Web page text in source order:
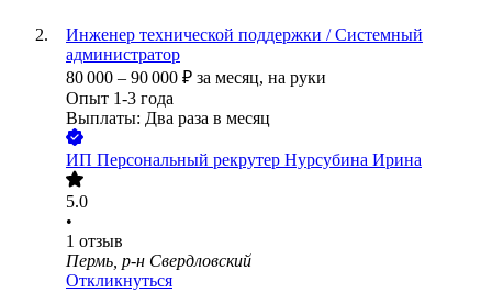
Инженер технической поддержки / Системный
администратор
80 000 – 90 000 ₽ за месяц, на руки
Опыт 1-3 года
Выплаты: Два раза в месяц
ИП Персональный рекрутер Нурсубина Ирина
5.0
•
1 отзыв
Пермь, р-н Свердловский
Откликнуться